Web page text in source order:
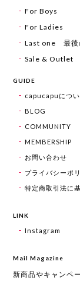
For Boys
For Ladies
Last one 最後
Sale & Outlet
GUIDE
capucapuについ
BLOG
COMMUNITY
MEMBERSHIP
お問い合わせ
プライバシーポ
特定商取引法に
LINK
Instagram
Mail Magazine
新商品やキャンペ